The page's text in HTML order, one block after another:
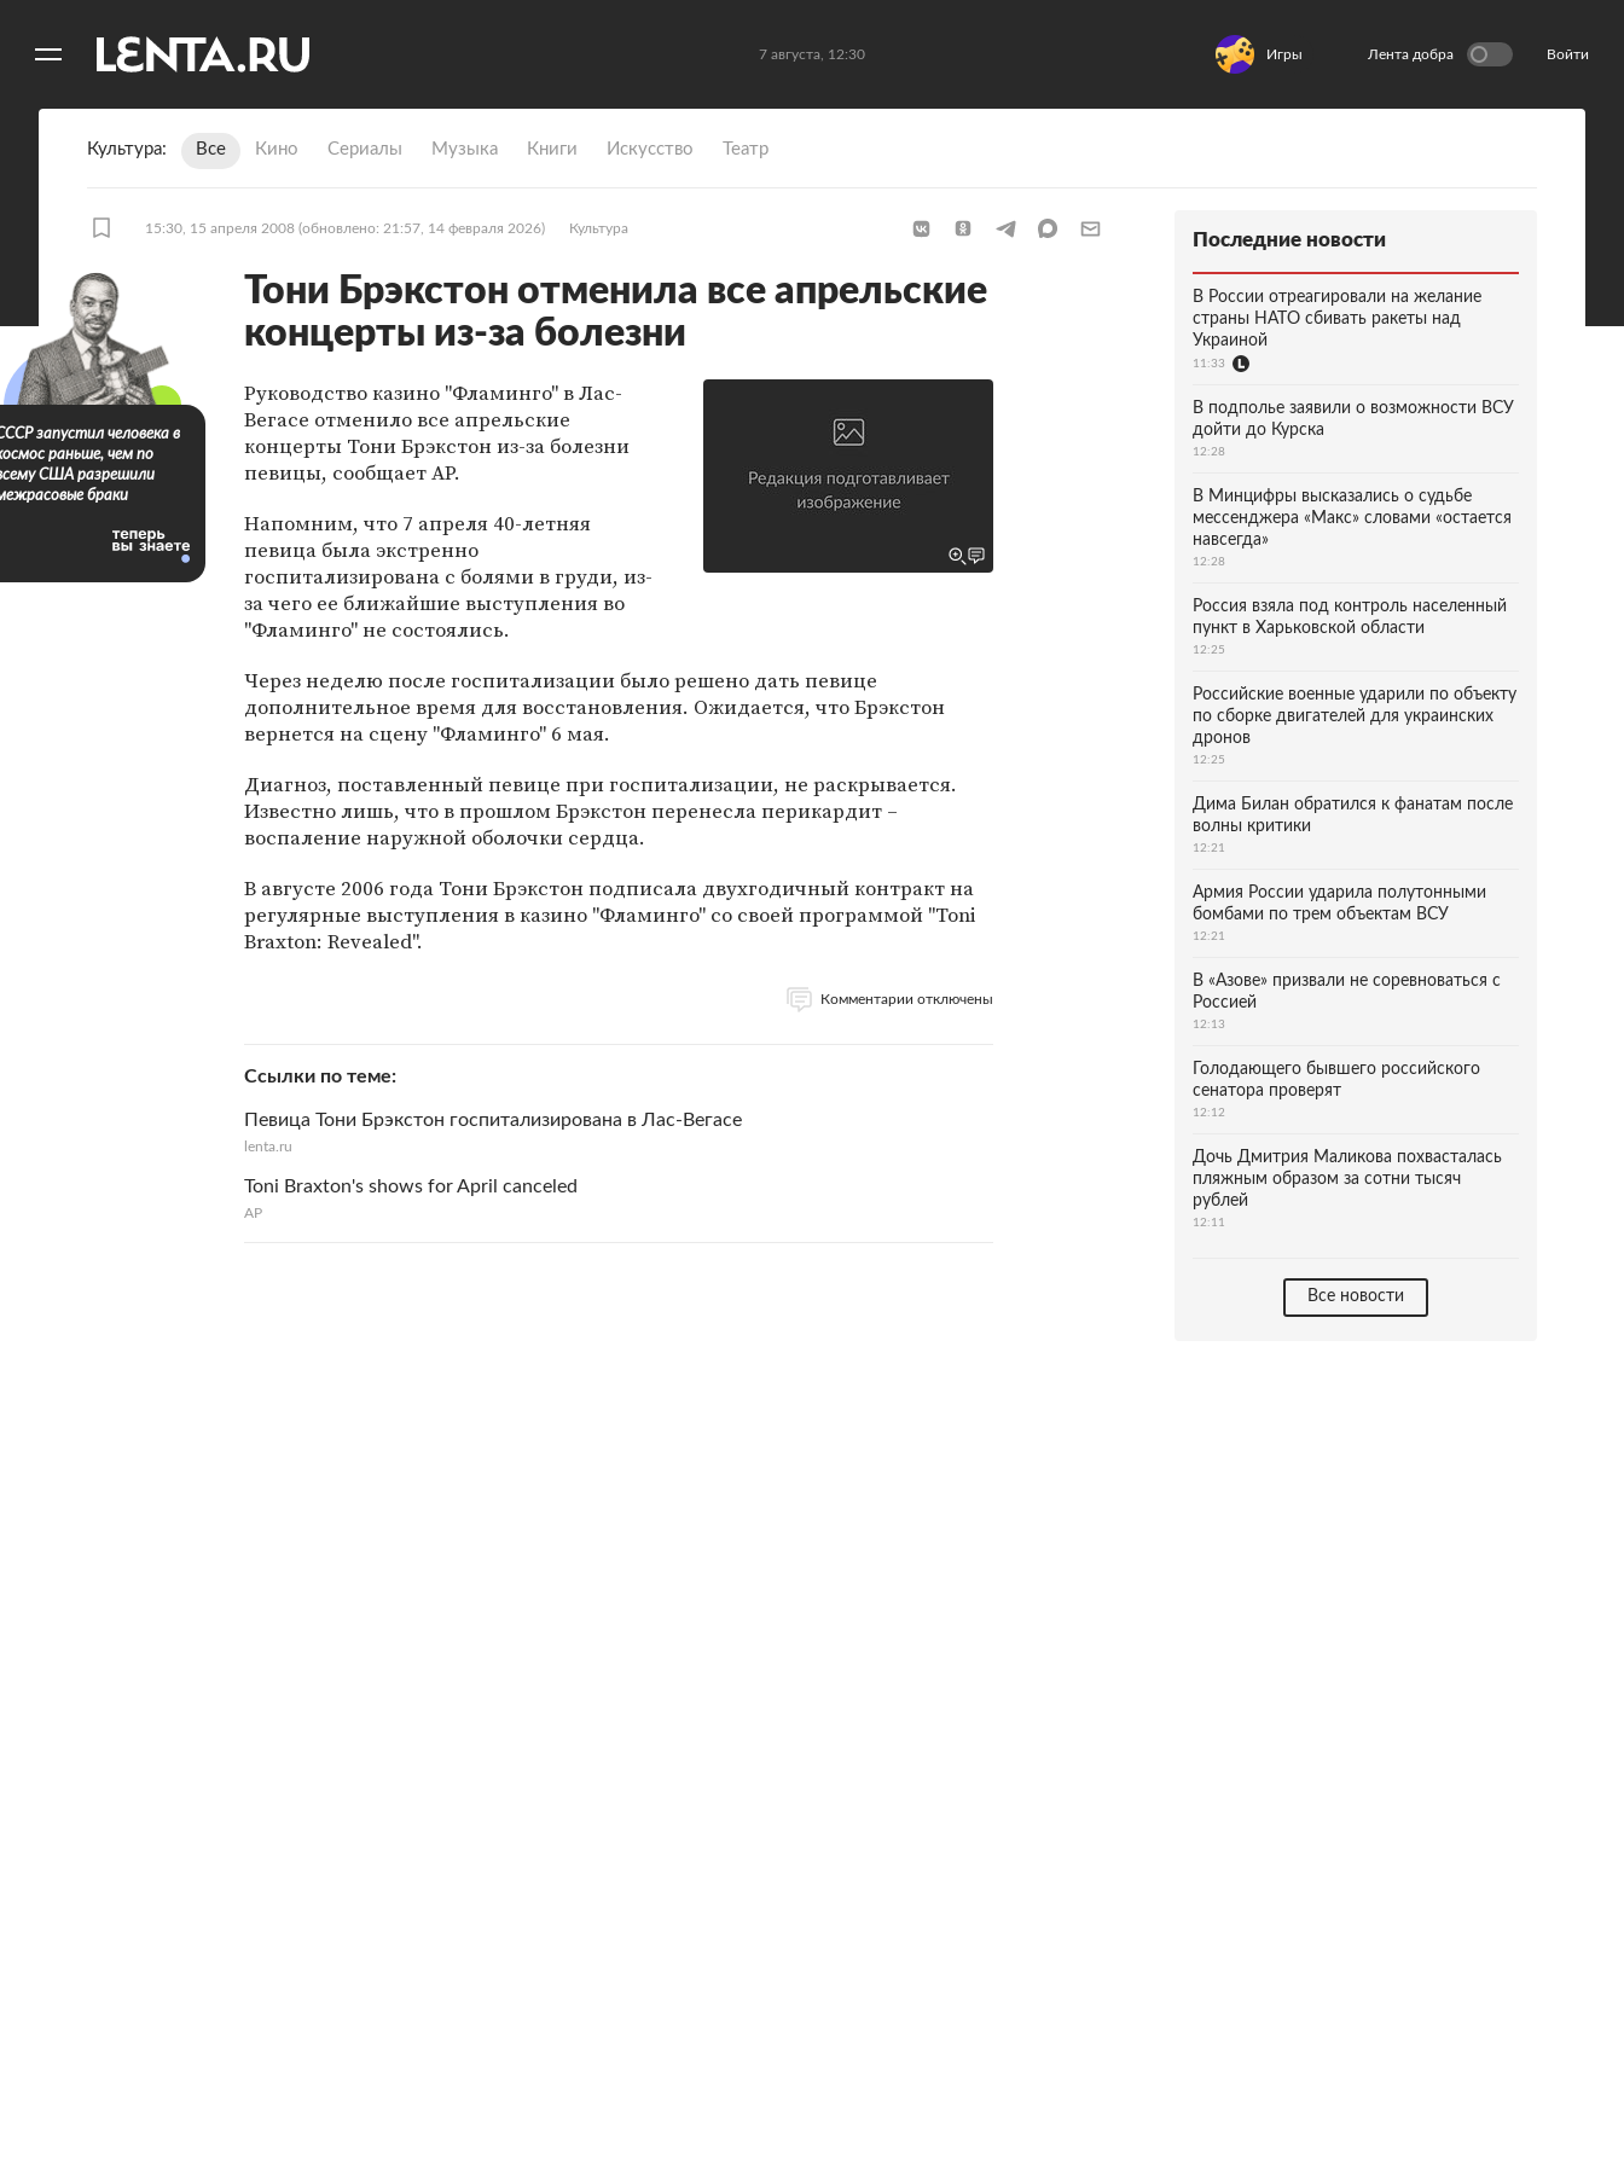
7 августа, 12:30 Игры Лента добра Войти
Культура Все Кино Сериалы Музыка Книги Искусство Театр
15:30, 15 апреля 2008 (обновлено: 21:57, 14 февраля 2026) Культура
Тони Брэкстон отменила все апрельские
концерты из-за болезни
Руководство казино "Фламинго" в Лас-
Вегасе отменило все апрельские
концерты Тони Брэкстон из-за болезни
певицы, сообщает AP.
Напомним, что 7 апреля 40-летняя
певица была экстренно
госпитализирована с болями в груди, из-
за чего ее ближайшие выступления во
"Фламинго" не состоялись.
Через неделю после госпитализации было решено дать певице
дополнительное время для восстановления. Ожидается, что Брэкстон
вернется на сцену "Фламинго" 6 мая.
Диагноз, поставленный певице при госпитализации, не раскрывается.
Известно лишь, что в прошлом Брэкстон перенесла перикардит –
воспаление наружной оболочки сердца.
В августе 2006 года Тони Брэкстон подписала двухгодичный контракт на
регулярные выступления в казино "Фламинго" со своей программой "Toni
Braxton: Revealed".
Комментарии отключены
Ссылки по теме
Певица Тони Брэкстон госпитализирована в Лас-Вегасе
lenta.ru
Toni Braxton's shows for April canceled
АР
запустил человека в
раньше, чем по
США разрешили
браки
Последние новости
В России отреагировали на желание
страны НАТО сбивать ракеты над
Украиной
11:33
В подполье заявили о возможности ВСУ
дойти до Курска
12:28
В Минцифры высказались о судьбе
мессенджера «Макс» словами «остается
навсегда»
12:28
Россия взяла под контроль населенный
пункт в Харьковской области
12:25
Российские военные ударили по объекту
по сборке двигателей для украинских
дронов
12:25
Дима Билан обратился к фанатам после
волны критики
12:21
Армия России ударила полутонными
бомбами по трем объектам ВСУ
12:21
В «Азове» призвали не соревноваться с
Россией
12:13
Голодающего бывшего российского
сенатора проверят
12:12
Дочь Дмитрия Маликова похвасталась
пляжным образом за сотни тысяч
рублей
12:11
Все новости